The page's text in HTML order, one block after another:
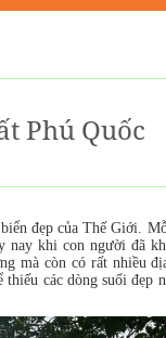
Phú Quốc
đẹp của Thế Giới.
nay khi con người đã
mà còn có rất nhiều
các dòng suối đẹp